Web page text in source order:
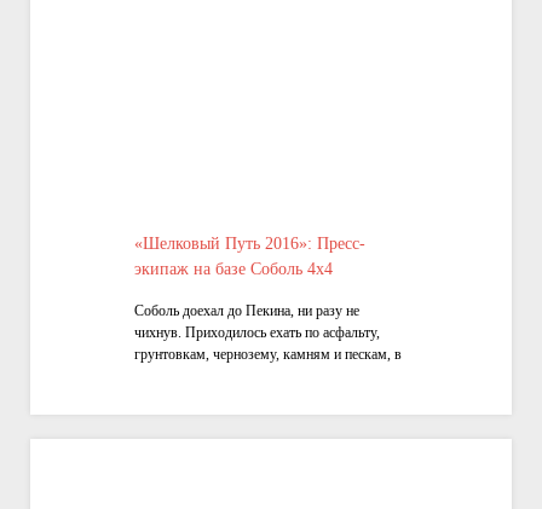
«Шелковый Путь 2016»: Пресс-
экипаж на базе Соболь 4х4
Соболь доехал до Пекина, ни разу не
чихнув. Приходилось ехать по асфальту,
грунтовкам, чернозему, камням и пескам, в
я могу подвести некоторые итоги поездки